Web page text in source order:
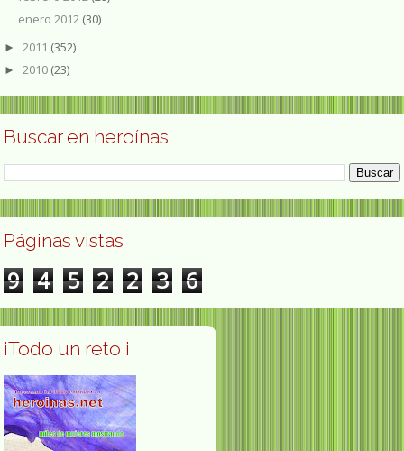
enero 2012 (30)
► 2011 (352)
► 2010 (23)
Buscar en heroínas
Páginas vistas
9 4 5 2 2 3 6
¡Todo un reto ¡